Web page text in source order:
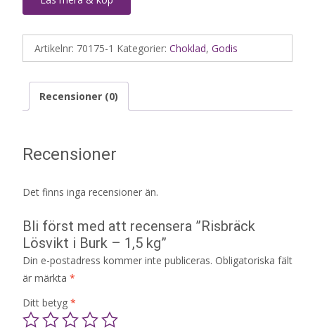
Artikelnr: 70175-1 Kategorier: Choklad, Godis
Recensioner (0)
Recensioner
Det finns inga recensioner än.
Bli först med att recensera ”Risbräck
Lösvikt i Burk – 1,5 kg”
Din e-postadress kommer inte publiceras. Obligatoriska fält
är märkta *
Ditt betyg *